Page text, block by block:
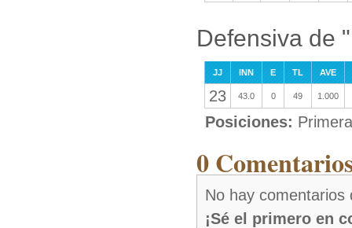
Defensiva de
JJ INN E TL AVE
23 43.0 0 49 1.000
Posiciones:
0
No hay comentarios
¡Sé el primero en